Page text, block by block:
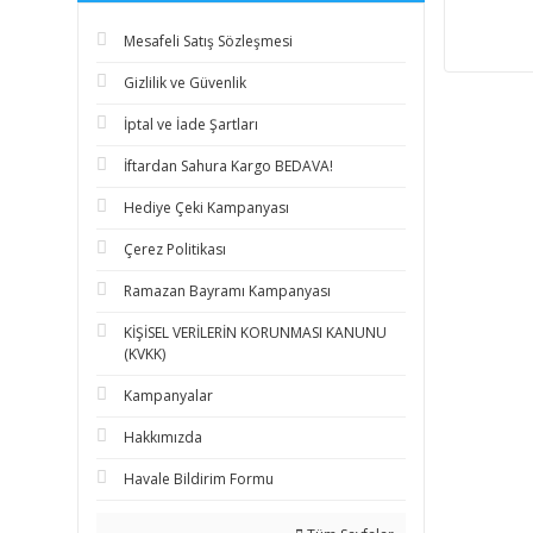
Mesafeli Satış Sözleşmesi
Gizlilik ve Güvenlik
İptal ve İade Şartları
İftardan Sahura Kargo BEDAVA!
Hediye Çeki Kampanyası
Çerez Politikası
Ramazan Bayramı Kampanyası
KİŞİSEL VERİLERİN KORUNMASI KANUNU
(KVKK)
Kampanyalar
Hakkımızda
Havale Bildirim Formu